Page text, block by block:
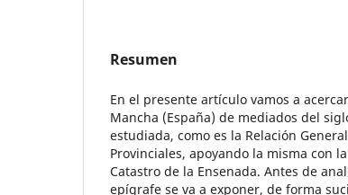
Resumen
En el presente artículo vamos a
Mancha (España) de mediados del
estudiada, como es la Relación
Provinciales, apoyando la misma con
Catastro de la Ensenada. Antes de
epígrafe se va a exponer, de forma